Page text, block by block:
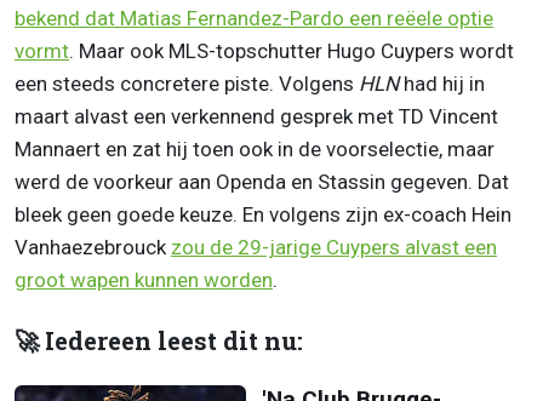
bekend dat Matias Fernandez-Pardo een reëele optie
vormt. Maar ook MLS-topschutter Hugo Cuypers wordt
een steeds concretere piste. Volgens HLNhad hij in
maart alvast een verkennend gesprek met TD Vincent
Mannaert en zat hij toen ook in de voorselectie, maar
werd de voorkeur aan Openda en Stassin gegeven. Dat
bleek geen goede keuze. En volgens zijn ex-coach Hein
Vanhaezebrouck zou de 29-jarige Cuypers alvast een
groot wapen kunnen worden.
🚀 Iedereen leest dit nu: